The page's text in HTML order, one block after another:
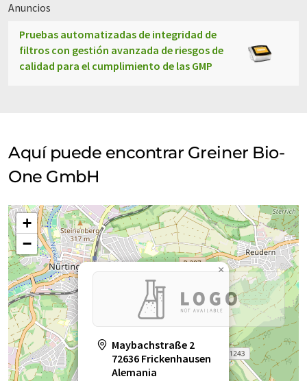
Anuncios
Pruebas automatizadas de integridad de
filtros con gestión avanzada de riesgos de
calidad para el cumplimiento de las GMP
Aquí puede encontrar Greiner Bio-
One GmbH
Maybachstraße 2
72636 Frickenhausen
Alemania
×
+
−